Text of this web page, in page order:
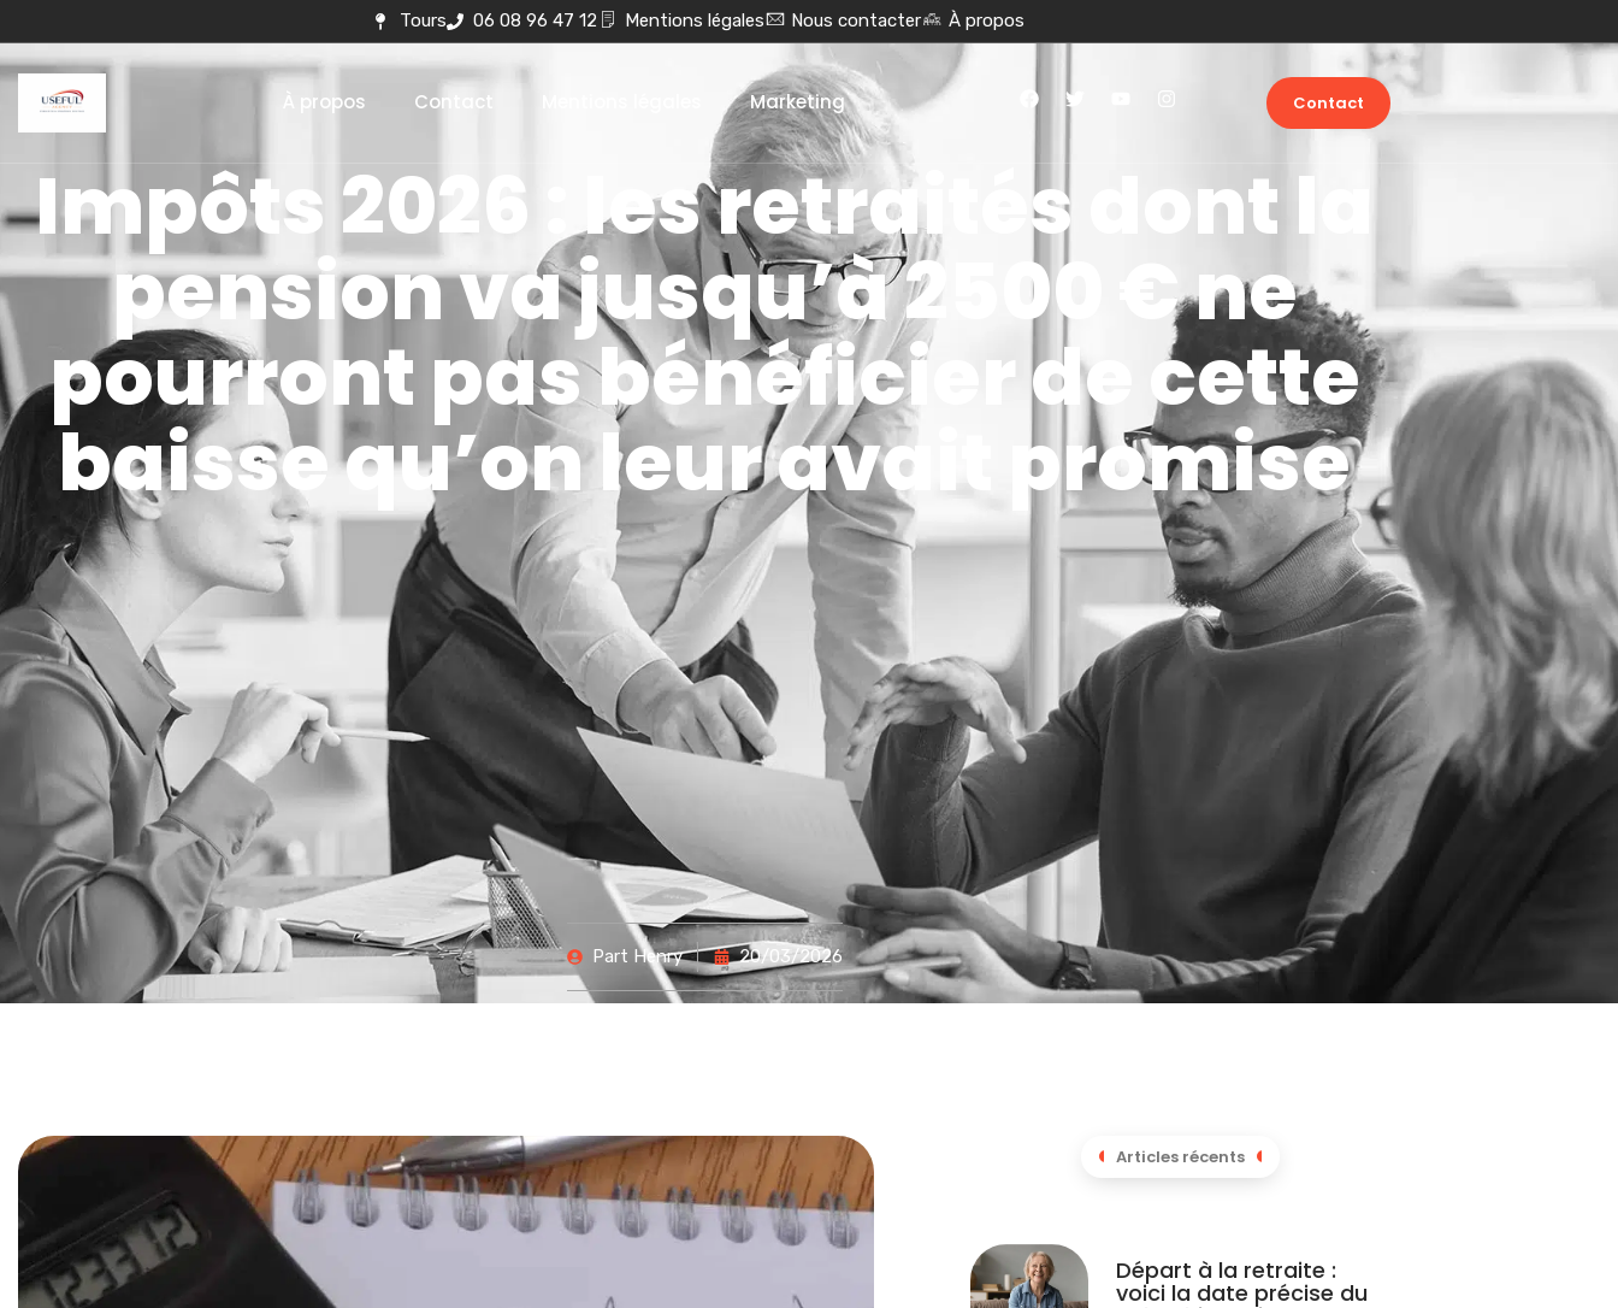
Tours 06 08 96 47 12 Mentions légales Nous contacter À propos
À propos Contact Marketing Contact
Impôts 2026 : les retraités dont la
pension va jusqu’à 2500 € ne
pourront pas bénéficier de cette
baisse qu’on leur avait promise
Part Henry 20/03/2026
Articles récents
Départ à la retraite :
voici la date précise du